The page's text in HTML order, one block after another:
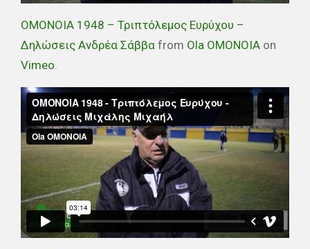
ΟΜΟΝΟΙΑ 1948 – Τριπτόλεμος Ευρύχου –
Δηλώσεις Ανδρέα Σάββα from Ola OMONOIA on
Vimeo.